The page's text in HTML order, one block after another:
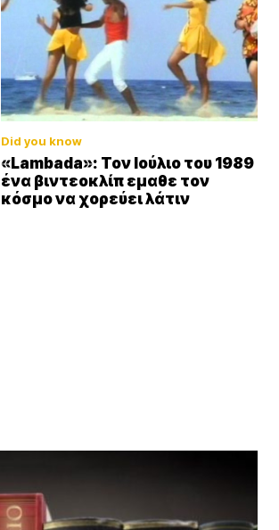
Did you know
«Lambada»: Τον Ιούλιο του 1989
ένα βιντεοκλίπ εμαθε τον
κόσμο να χορεύει λάτιν